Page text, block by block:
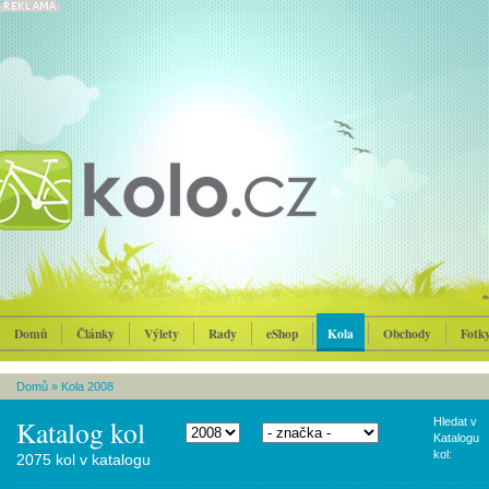
Domů Články Výlety Rady eShop Kola Obchody
Domů » Kola 2008
Katalog kol
Hledat v
Katalogu
kol:
2075 kol v katalogu